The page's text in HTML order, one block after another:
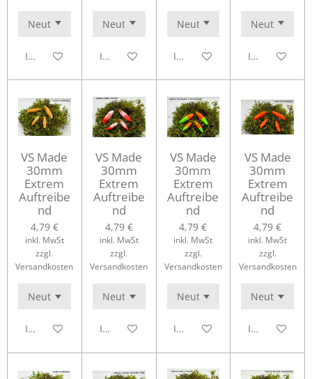
In den WarenkorbIn den WarenkorbIn den WarenkorbIn den
VS Made
30mm
Extrem
Auftreibe
nd
4,79 €
inkl. MwSt
zzgl.
Versandkosten
In den Warenkorb
VS Made
30mm
Extrem
Auftreibe
nd
4,79 €
inkl. MwSt
zzgl.
Versandkosten
In den Warenkorb
VS Made
30mm
Extrem
Auftreibe
nd
4,79 €
inkl. MwSt
zzgl.
Versandkosten
In den Warenkorb
VS Made
30mm
Extrem
Auftreibe
nd
4,79 €
inkl. MwSt
zzgl.
Versandkosten
In den